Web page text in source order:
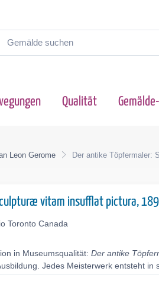
Qualität
Leon Gerome Der antike Töpfermaler:
vitam insufflat pictura,
Toronto Canada
in Museumsqualität: Der antike
Jedes Meisterwerk entsteht